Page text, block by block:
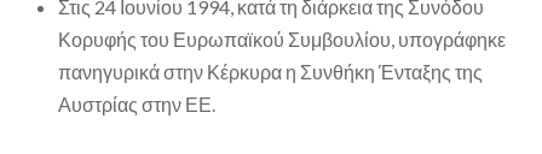
Στις 24 Ιουνίου 1994, κατά τη διάρκεια της Συνόδου
Κορυφής του Ευρωπαϊκού Συμβουλίου, υπογράφηκε
πανηγυρικά στην Κέρκυρα η Συνθήκη Ένταξης της
Αυστρίας στην ΕΕ.